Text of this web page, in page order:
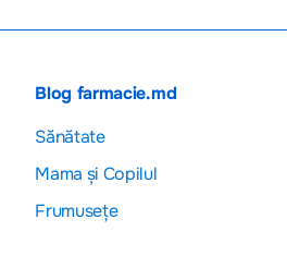
Blog farmacie.md
Sănătate
Mama și Copilul
Frumusețe